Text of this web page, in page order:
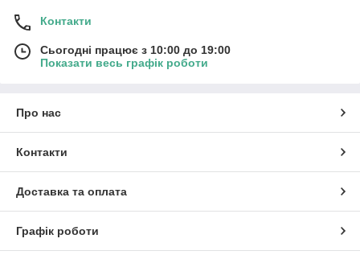
Контакти
Сьогодні працює з 10:00 до 19:00
Показати весь графік роботи
Про нас
Контакти
Доставка та оплата
Графік роботи